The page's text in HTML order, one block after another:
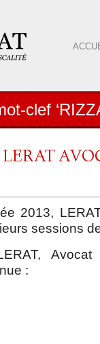
clef
2013,
sessions
: